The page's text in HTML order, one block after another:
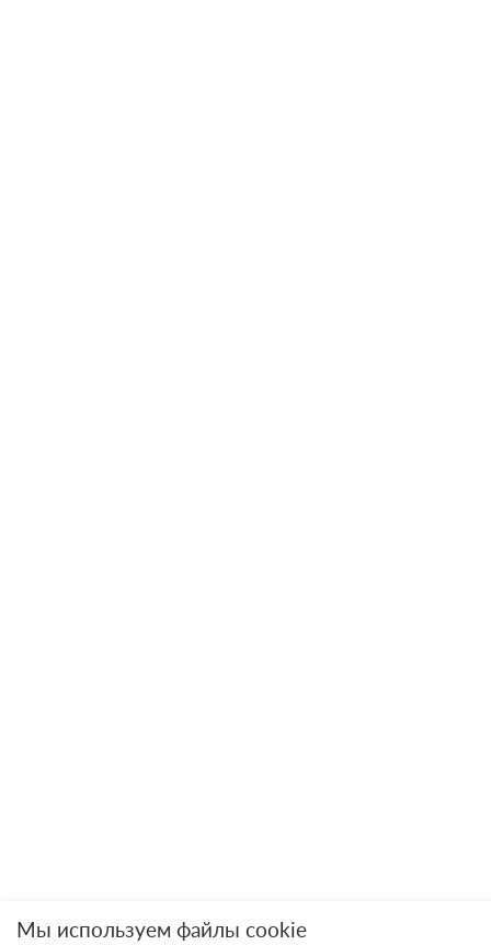
Мы используем файлы cookie